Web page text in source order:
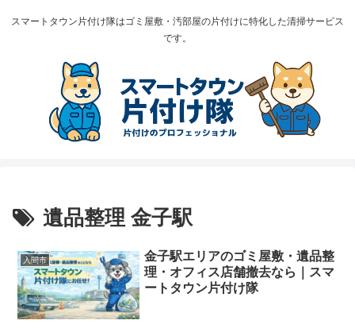
スマートタウン片付け隊はゴミ屋敷・汚部屋の片付けに特化した清掃サービス
です。
遺品整理 金子駅
入間市
金子駅エリアのゴミ屋敷・遺品整
理・オフィス店舗撤去なら｜スマ
ートタウン片付け隊